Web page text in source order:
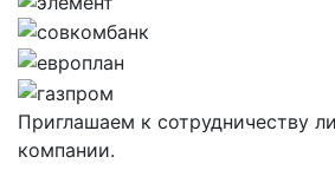
Приглашаем к сотрудничеству
компании.